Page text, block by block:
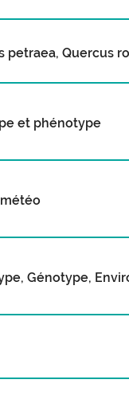
petraea, Quercus
et phénotype
Génotype,